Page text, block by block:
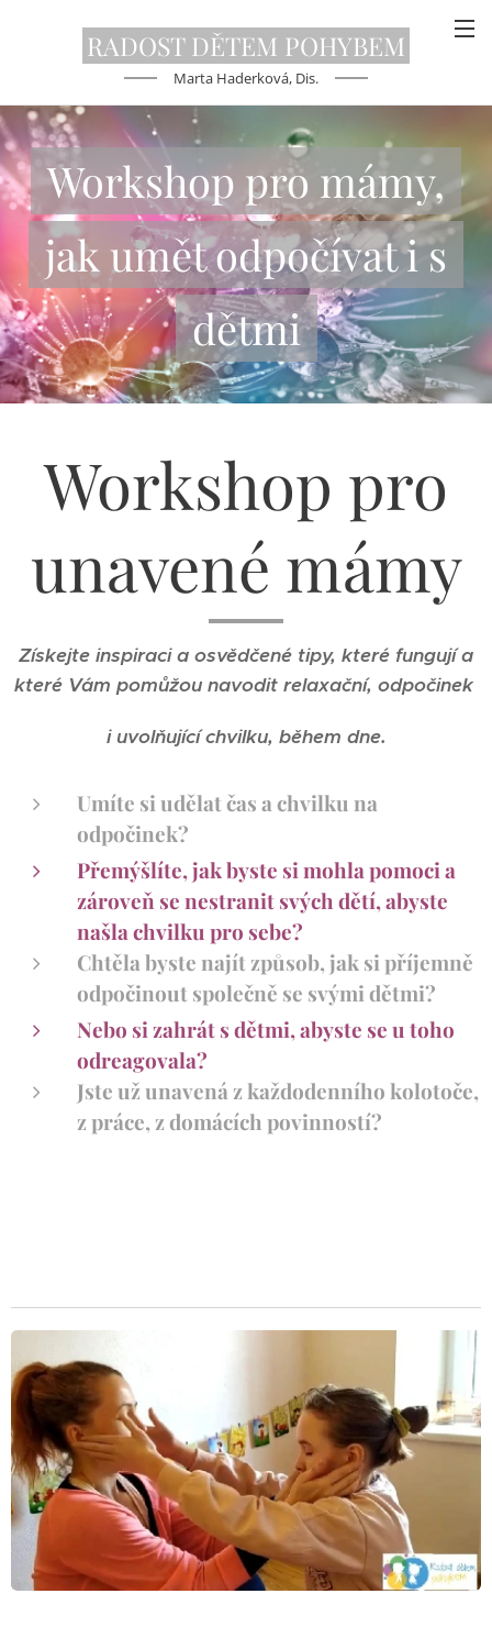
RADOST DĚTEM POHYBEM
Marta Haderková, Dis.
Workshop pro mámy,
jak umět odpočívat i s
dětmi
Workshop pro
unavené mámy
Získejte inspiraci a osvědčené tipy, které fungují a
které Vám pomůžou navodit relaxační, odpočinek
i uvolňující chvilku, během dne.
Umíte si udělat čas a chvilku na
odpočinek?
Přemýšlíte, jak byste si mohla pomoci a
zároveň se nestranit svých dětí, abyste
našla chvilku pro sebe?
Chtěla byste najít způsob, jak si příjemně
odpočinout společně se svými dětmi?
Nebo si zahrát s dětmi, abyste se u toho
odreagovala?
Jste už unavená z každodenního kolotoče,
z práce, z domácích povinností?